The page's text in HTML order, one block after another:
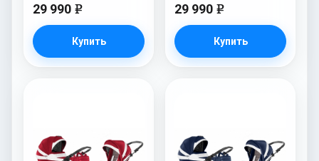
29 990 e
Купить
29 990 e
Купить